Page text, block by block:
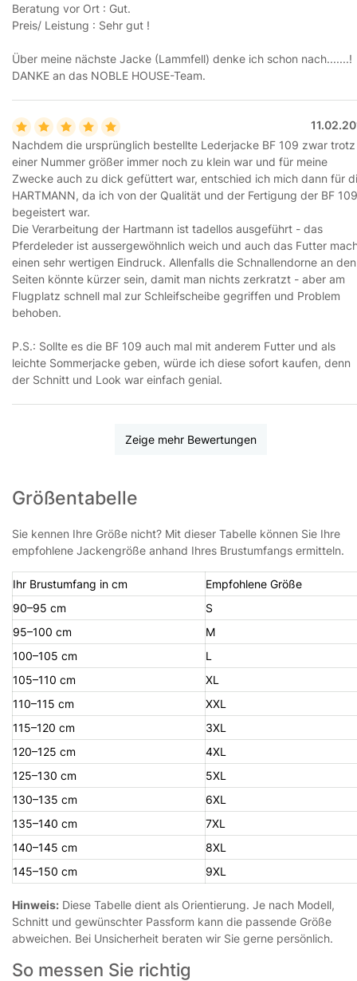
Beratung vor Ort : Gut.
Preis/ Leistung : Sehr gut !
Über meine nächste Jacke (Lammfell) denke ich schon nach.......!
DANKE an das NOBLE HOUSE-Team.
Nachdem die ursprünglich bestellte Lederjacke BF 109 zwar trotz
einer Nummer größer immer noch zu klein war und für meine
Zwecke auch zu dick gefüttert war, entschied ich mich dann für
HARTMANN, da ich von der Qualität und der Fertigung der BF 109
begeistert war.
Die Verarbeitung der Hartmann ist tadellos ausgeführt - das
Pferdeleder ist aussergewöhnlich weich und auch das Futter
einen sehr wertigen Eindruck. Allenfalls die Schnallendorne an den
Seiten könnte kürzer sein, damit man nichts zerkratzt - aber am
Flugplatz schnell mal zur Schleifscheibe gegriffen und Problem
behoben.
P.S.: Sollte es die BF 109 auch mal mit anderem Futter und als
leichte Sommerjacke geben, würde ich diese sofort kaufen, denn
der Schnitt und Look war einfach genial.
Zeige mehr Bewertungen
Größentabelle
Sie kennen Ihre Größe nicht? Mit dieser Tabelle können Sie Ihre
empfohlene Jackengröße anhand Ihres Brustumfangs ermitteln.
Ihr Brustumfang in cm
Empfohlene Größe
90–95 cm
S
95–100 cm
M
100–105 cm
L
105–110 cm
XL
110–115 cm
XXL
115–120 cm
3XL
120–125 cm
4XL
125–130 cm
5XL
130–135 cm
6XL
135–140 cm
7XL
140–145 cm
8XL
145–150 cm
9XL
Hinweis: Diese Tabelle dient als Orientierung. Je nach Modell,
Schnitt und gewünschter Passform kann die passende Größe
abweichen. Bei Unsicherheit beraten wir Sie gerne persönlich.
So messen Sie richtig